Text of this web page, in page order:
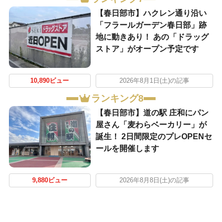
【春日部市】ハクレン通り沿い
「フラールガーデン春日部」跡
地に動きあり！ あの「ドラッグ
ストア」がオープン予定です
10,890ビュー 2026年8月1日(土)の記事
ランキング8
【春日部市】道の駅 庄和にパン
屋さん「麦わらベーカリー」が
誕生！ 2日間限定のプレOPENセ
ールを開催します
9,880ビュー 2026年8月8日(土)の記事